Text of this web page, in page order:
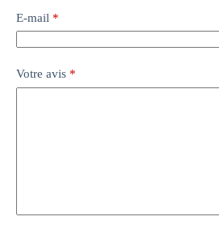
E-mail *
Votre avis *